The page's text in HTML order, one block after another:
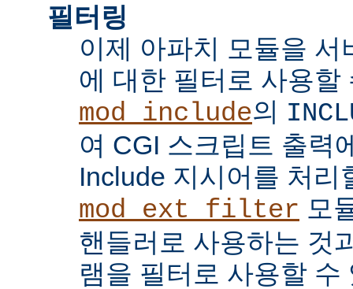
필터링
이제 아파치 모듈을
에 대한 필터로 사용할
mod_include의
여 CGI 스크립트 출력
Include 지시어를 처리
mod_ext_filter 모
핸들러로 사용하는 것
램을 필터로 사용할 수